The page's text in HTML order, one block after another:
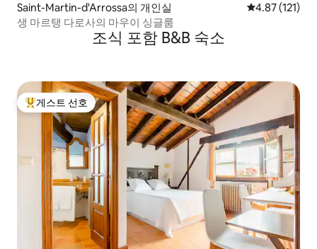
Saint-Martin-d'Arrossa의 개인실 평점 4.87점(5
4.87 (121)
생 마르탱 다로사의 마우이 싱글룸
조식 포함 B&B 숙소
상위 게스트 선호
게스트 선호